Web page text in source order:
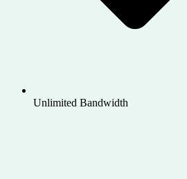
Unlimited Bandwidth